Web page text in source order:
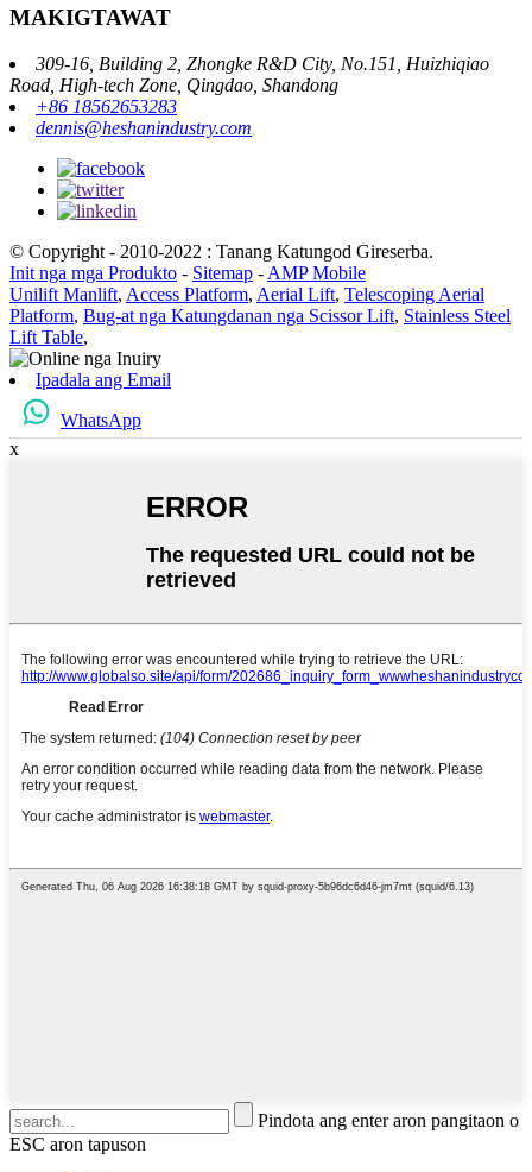
MAKIGTAWAT
309-16, Building 2, Zhongke R&D City, No.151, Huizhiqiao
Road, High-tech Zone, Qingdao, Shandong
+86 18562653283
dennis@heshanindustry.com
© Copyright - 2010-2022 : Tanang Katungod Gireserba.
Init nga mga Produkto - Sitemap - AMP Mobile
Unilift Manlift, Access Platform, Aerial Lift, Telescoping Aerial
Platform, Bug-at nga Katungdanan nga Scissor Lift, Stainless Steel
Lift Table,
Ipadala ang Email
WhatsApp
x
Pindota ang enter aron pangitaon o
ESC aron tapuson